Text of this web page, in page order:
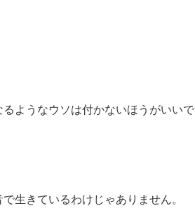
ようなウソは付かないほうがいいで
生きているわけじゃありません。